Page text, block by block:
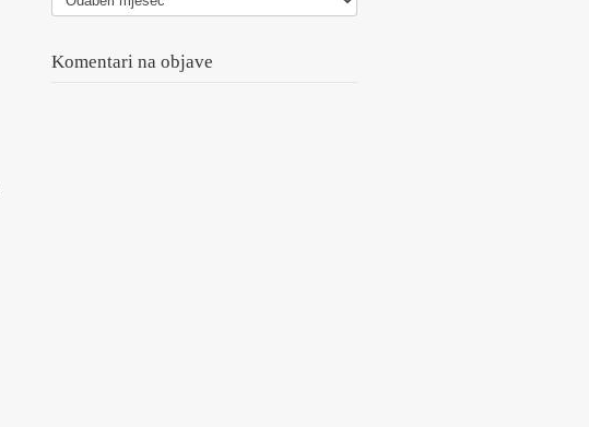
vesti
Komentari na objave